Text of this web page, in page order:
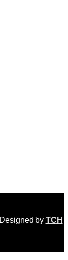
Designed by TCH